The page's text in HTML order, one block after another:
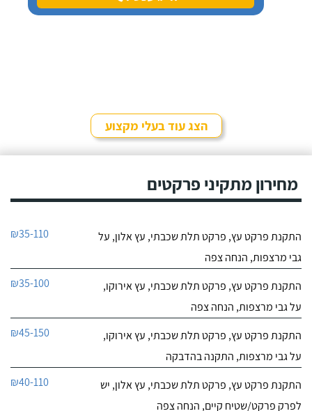
את הפרקט מחנות חיצונית
הצג עוד בעלי מקצוע
מחירון מתקיני פרקטים
התקנת פרקט עץ, פרקט תלת שכבתי, עץ אלון, על
גבי מרצפות, הנחה צפה
₪35-110
התקנת פרקט עץ, פרקט תלת שכבתי, עץ אירוקו,
על גבי מרצפות, הנחה צפה
₪35-100
התקנת פרקט עץ, פרקט תלת שכבתי, עץ אירוקו,
על גבי מרצפות, התקנה בהדבקה
₪45-150
התקנת פרקט עץ, פרקט תלת שכבתי, עץ אלון, יש
לפרק פרקט/שטיח קיים, הנחה צפה
₪40-110